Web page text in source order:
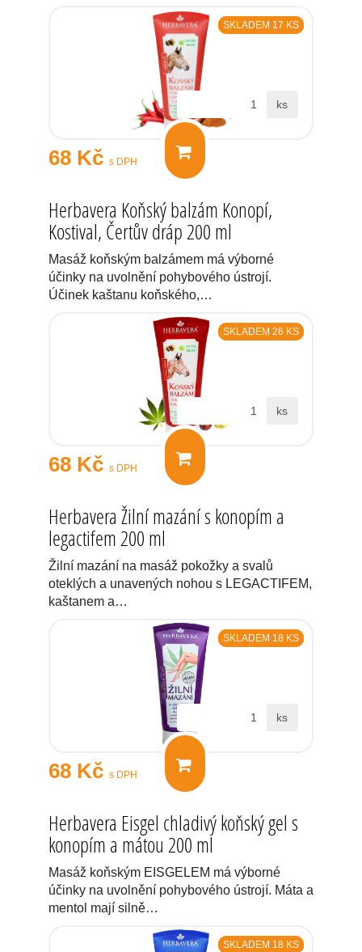
SKLADEM 17 KS
68 Kč s DPH
ks
Herbavera Koňský balzám Konopí,
Kostival, Čertův dráp 200 ml
Masáž koňským balzámem má výborné
účinky na uvolnění pohybového ústrojí.
Účinek kaštanu koňského,…
SKLADEM 26 KS
68 Kč s DPH
ks
Herbavera Žilní mazání s konopím a
legactifem 200 ml
Žilní mazání na masáž pokožky a svalů
oteklých a unavených nohou s LEGACTIFEM,
kaštanem a…
SKLADEM 18 KS
68 Kč s DPH
ks
Herbavera Eisgel chladivý koňský gel s
konopím a mátou 200 ml
Masáž koňským EISGELEM má výborné
účinky na uvolnění pohybového ústrojí. Máta a
mentol mají silně…
SKLADEM 18 KS